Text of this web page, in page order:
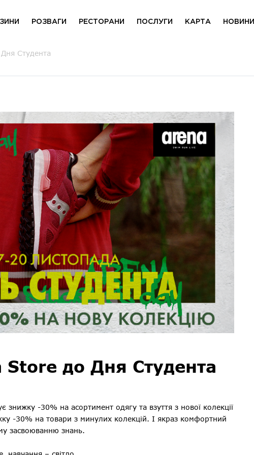
РОЗВАГИ РЕСТОРАНИ ПОСЛУГИ КАРТА НОВИНИ
Студента
до Дня Студента
знижку -30% на асортимент одягу та взуття з нової колекції
-30% на товари з минулих колекцій. І якраз комфортний
засвоюванню знань.